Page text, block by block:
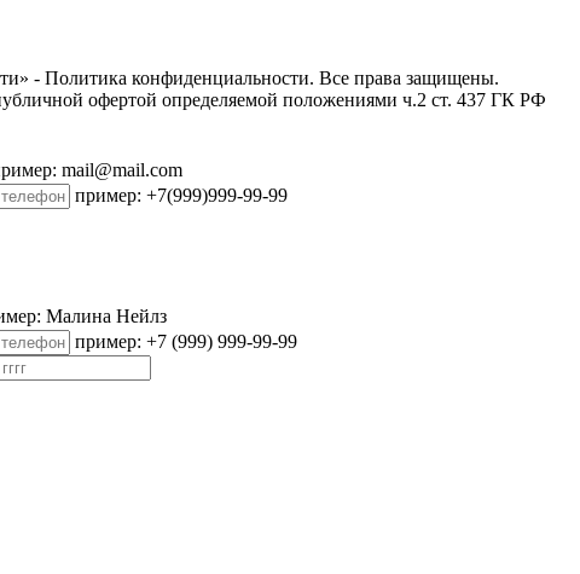
- Политика конфиденциальности. Все права защищены.
офертой определяемой положениями ч.2 ст. 437 ГК РФ
mail@mail.com
пример: +7(999)999-99-99
Малина Нейлз
пример: +7 (999) 999-99-99